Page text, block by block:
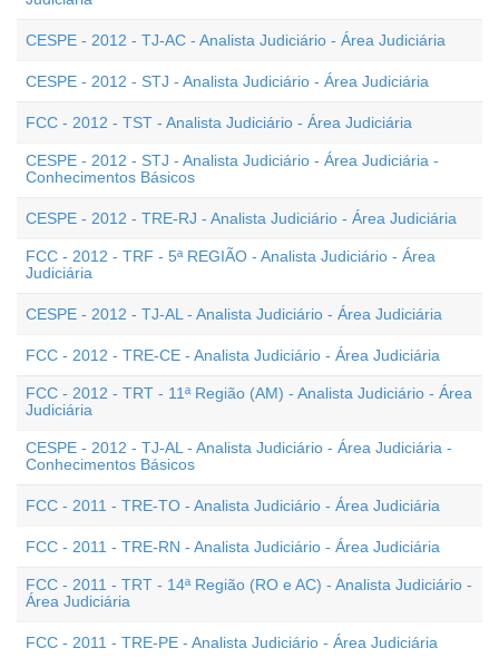
CESPE - 2012 - TJ-AC - Analista Judiciário - Área Judiciária
CESPE - 2012 - STJ - Analista Judiciário - Área Judiciária
FCC - 2012 - TST - Analista Judiciário - Área Judiciária
CESPE - 2012 - STJ - Analista Judiciário - Área Judiciária -
Conhecimentos Básicos
CESPE - 2012 - TRE-RJ - Analista Judiciário - Área Judiciária
FCC - 2012 - TRF - 5ª REGIÃO - Analista Judiciário - Área
Judiciária
CESPE - 2012 - TJ-AL - Analista Judiciário - Área Judiciária
FCC - 2012 - TRE-CE - Analista Judiciário - Área Judiciária
FCC - 2012 - TRT - 11ª Região (AM) - Analista Judiciário - Área
Judiciária
CESPE - 2012 - TJ-AL - Analista Judiciário - Área Judiciária -
Conhecimentos Básicos
FCC - 2011 - TRE-TO - Analista Judiciário - Área Judiciária
FCC - 2011 - TRE-RN - Analista Judiciário - Área Judiciária
FCC - 2011 - TRT - 14ª Região (RO e AC) - Analista Judiciário -
Área Judiciária
FCC - 2011 - TRE-PE - Analista Judiciário - Área Judiciária